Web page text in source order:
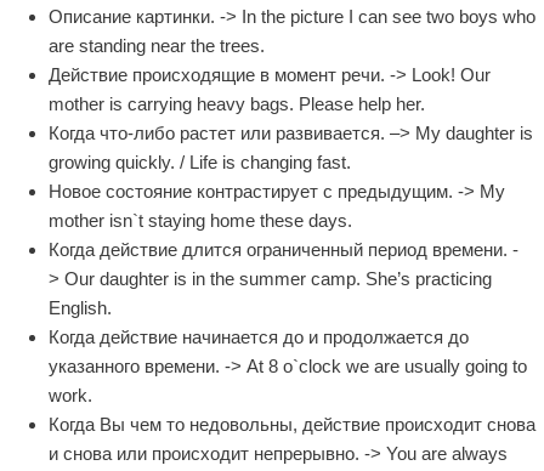
Описание картинки. -> In the picture I can see two boys who
are standing near the trees.
Действие происходящие в момент речи. -> Look! Our
mother is carrying heavy bags. Please help her.
Когда что-либо растет или развивается. –> My daughter is
growing quickly. / Life is changing fast.
Новое состояние контрастирует с предыдущим. -> My
mother isn`t staying home these days.
Когда действие длится ограниченный период времени. -
> Our daughter is in the summer camp. She’s practicing
English.
Когда действие начинается до и продолжается до
указанного времени. -> At 8 o`clock we are usually going to
work.
Когда Вы чем то недовольны, действие происходит снова
и снова или происходит непрерывно. -> You are always